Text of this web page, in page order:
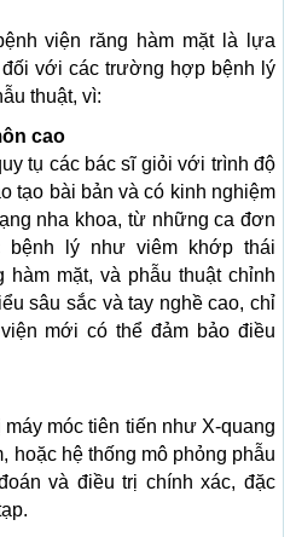
viện răng hàm mặt là lựa
với các trường hợp bệnh lý
thuật, vì:
cao
tụ các bác sĩ giỏi với trình độ
tạo bài bản và có kinh nghiệm
nha khoa, từ những ca đơn
bệnh lý như viêm khớp thái
mặt, và phẫu thuật chỉnh
sâu sắc và tay nghề cao, chỉ
mới có thể đảm bảo điều
móc tiên tiến như X-quang
hoặc hệ thống mô phỏng phẫu
và điều trị chính xác, đặc